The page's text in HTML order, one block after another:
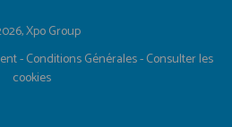
Xpo Group
-Conditions Générales-Consulter les
cookies